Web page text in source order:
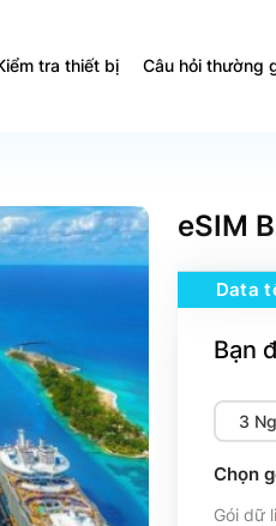
tra thiết bị Câu hỏi thường
eSIM
Data
Bạn
3
Chọn
Gói dữ